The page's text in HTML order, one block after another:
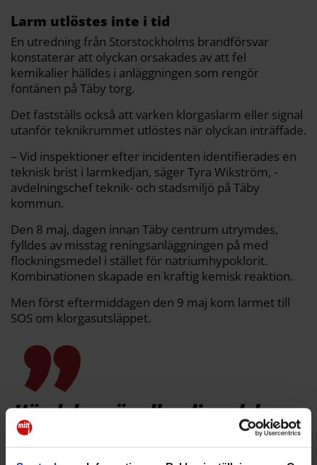
Larm utlöstes inte i tid
En utredning från Storstockholms brandförsvar
konstaterar att olyckan orsakades av att fel
kemikalier hälldes i anläggningen som rengör
fontänen på Täby torg.
Det fastställs också att varken klorgaslarm eller signal
utanför teknikrummet utlöstes när olyckan inträffade.
– Vid inspektioner efter incidenten identifierades en
teknisk brist i larmkedjan, säger Tyra Wikström, ­
avdelningschef teknik- och stadsmiljö på Täby
kommun.
Den 8 maj, dagen innan Täby centrum utrymdes,
fylldes av misstag reningsanläggningen på med
flockningsmedel i stället för natriumhypoklorit.
Kombinationen skapade en kraftig kemisk reaktion.
Men först eftermiddagen den 9 maj kom larmet till
SOS om klorgasutsläppet.
Händelsen är allvarlig och har
visat att både teknik och
rutiner behöver förstärkas.